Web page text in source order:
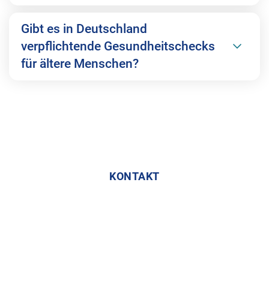
Gibt es in Deutschland
verpflichtende Gesundheitschecks
für ältere Menschen?
KONTAKT